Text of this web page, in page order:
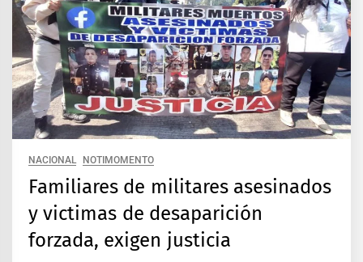
NACIONAL NOTIMOMENTO
Familiares de militares asesinados
y victimas de desaparición
forzada, exigen justicia